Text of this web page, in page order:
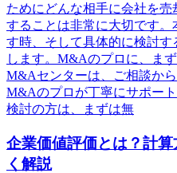
ためにどんな相手に会社を
することは非常に大切です
す時、そして具体的に検討
します。M&Aのプロに、ま
M&Aセンターは、ご相談か
M&Aのプロが丁寧にサポー
検討の方は、まずは無
企業価値評価とは？計
く解説